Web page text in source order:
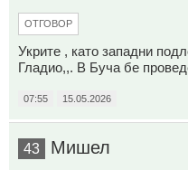
ОТГОВОР
Укрите , като западни
Гладио,,. В Буча бе
07:55 15.05.2026
43 Мишел